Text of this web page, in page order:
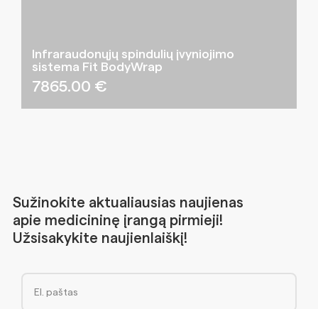
Infraraudonųjų spindulių įvyniojimo
sistema Fit BodyWrap
7865.00 €
Sužinokite aktualiausias naujienas
apie medicininę įrangą pirmieji!
Užsisakykite naujienlaiškį!